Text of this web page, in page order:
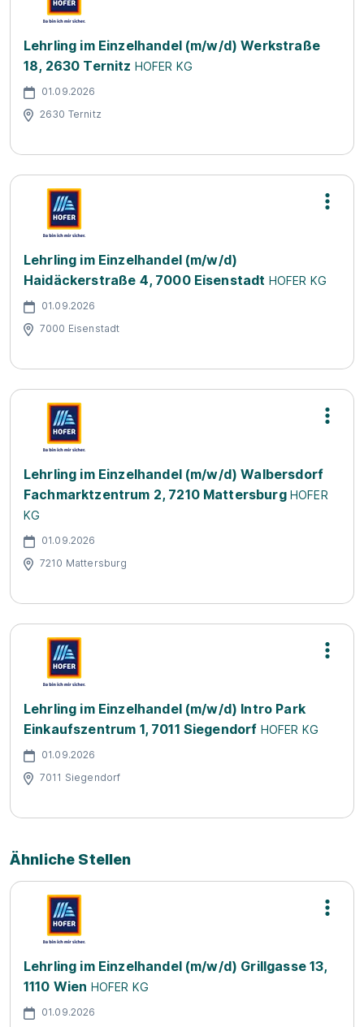
Lehrling im Einzelhandel (m/w/d) Werkstraße
18, 2630 Ternitz HOFER KG
01.09.2026
2630 Ternitz
Lehrling im Einzelhandel (m/w/d)
Haidäckerstraße 4, 7000 Eisenstadt HOFER KG
01.09.2026
7000 Eisenstadt
Lehrling im Einzelhandel (m/w/d) Walbersdorf
Fachmarktzentrum 2, 7210 Mattersburg HOFER
KG
01.09.2026
7210 Mattersburg
Lehrling im Einzelhandel (m/w/d) Intro Park
Einkaufszentrum 1, 7011 Siegendorf HOFER KG
01.09.2026
7011 Siegendorf
Ähnliche Stellen
Lehrling im Einzelhandel (m/w/d) Grillgasse 13,
1110 Wien HOFER KG
01.09.2026